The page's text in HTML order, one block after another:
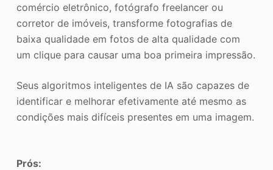
comércio eletrônico, fotógrafo freelancer ou
corretor de imóveis, transforme fotografias de
baixa qualidade em fotos de alta qualidade com
um clique para causar uma boa primeira impressão.
Seus algoritmos inteligentes de IA são capazes de
identificar e melhorar efetivamente até mesmo as
condições mais difíceis presentes em uma imagem.
Prós: